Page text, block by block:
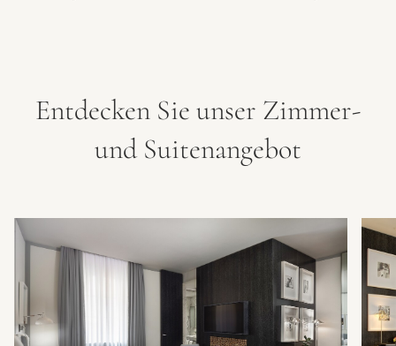
Entdecken Sie unser Zimmer-
und Suitenangebot